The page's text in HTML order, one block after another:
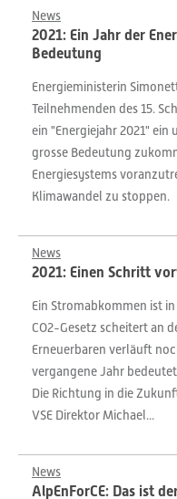
News
2021: Ein Jahr der
Bedeutung
Energieministerin
Teilnehmenden des 15.
ein "Energiejahr 2021"
grosse Bedeutung
Energiesystems
Klimawandel zu stoppen.
News
2021: Einen Schritt
Ein Stromabkommen ist
CO2-Gesetz scheitert an
Erneuerbaren verläuft
vergangene Jahr
Die Richtung in die
VSE Direktor Michael...
News
AlpEnForCE: Das ist